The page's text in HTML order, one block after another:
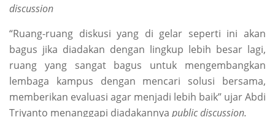
discussion
“Ruang-ruang diskusi yang di gelar seperti ini akan
bagus jika diadakan dengan lingkup lebih besar lagi,
ruang yang sangat bagus untuk mengembangkan
lembaga kampus dengan mencari solusi bersama,
memberikan evaluasi agar menjadi lebih baik” ujar Abdi
Triyanto menanggapi diadakannya public discussion.